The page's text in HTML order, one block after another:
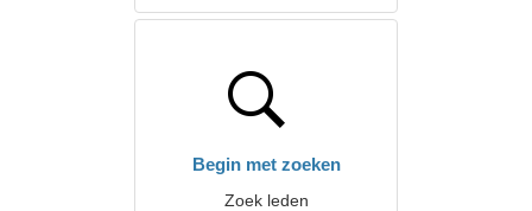
Begin met zoeken
Zoek leden